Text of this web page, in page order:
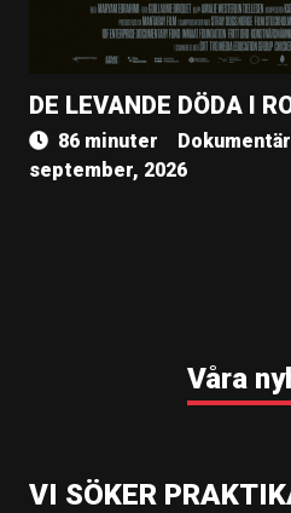
DE LEVANDE DÖDA I
86 minuter Dokumentär
september, 2026
Våra
VI SÖKER